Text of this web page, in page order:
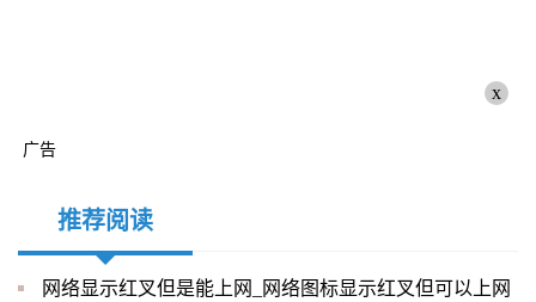
x
广告
推荐阅读
网络显示红叉但是能上网_网络图标显示红叉但可以上网